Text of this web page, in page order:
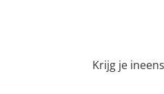
Krijg je